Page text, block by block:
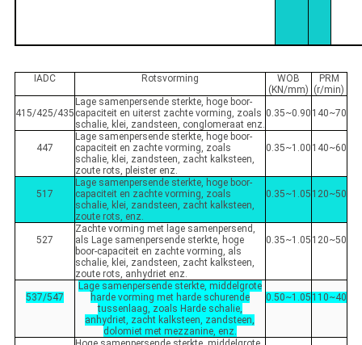
IADC Rotsvorming
WOB
(KN/mm)
PRM
(r/min)
415/425/435
Lage samenpersende sterkte, hoge boor-
capaciteit en uiterst zachte vorming, zoals
schalie, klei, zandsteen, conglomeraat enz.
0.35~0.90 140~70
447
Lage samenpersende sterkte, hoge boor-
capaciteit en zachte vorming, zoals
schalie, klei, zandsteen, zacht kalksteen,
zoute rots, pleister enz.
0.35~1.00 140~60
517
Lage samenpersende sterkte, hoge boor-
capaciteit en zachte vorming, zoals
schalie, klei, zandsteen, zacht kalksteen,
zoute rots, enz.
0.35~1.05 120~50
527
Zachte vorming met lage samenpersend,
als Lage samenpersende sterkte, hoge
boor-capaciteit en zachte vorming, als
schalie, klei, zandsteen, zacht kalksteen,
zoute rots, anhydriet enz.
0.35~1.05 120~50
537/547
Lage samenpersende sterkte, middelgrote
harde vorming met harde schurende
tussenlaag, zoals Harde schalie,
anhydriet, zacht kalksteen, zandsteen,
dolomiet met mezzanine, enz.
0.50~1.05 110~40